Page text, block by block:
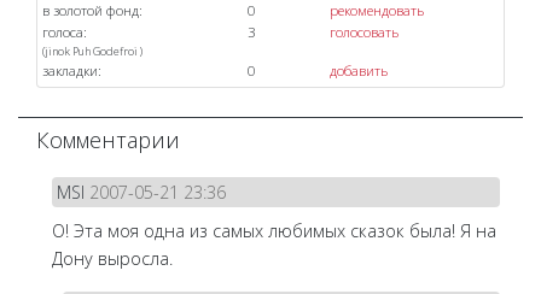
в золотой фонд:
0
рекомендовать
голоса:
3 голосовать
(jinok PuhGodefroi )
закладки: 0 добавить
Комментарии
MSI 2007-05-21 23:36
О! Эта моя одна из самых любимых сказок была! Я на
Дону выросла.